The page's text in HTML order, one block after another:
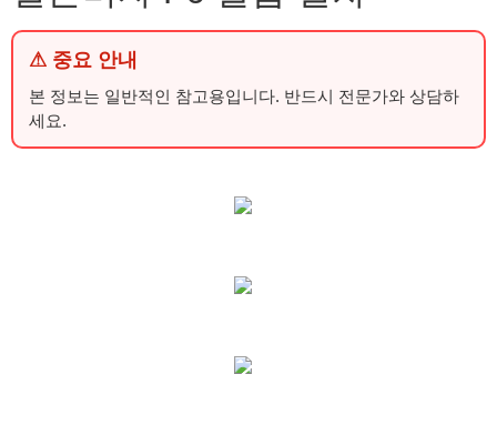
⚠ 중요 안내
본 정보는 일반적인 참고용입니다. 반드시 전문가와 상담하
세요.